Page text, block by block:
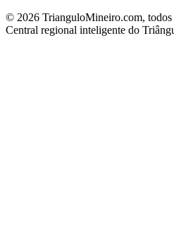
© 2026 TrianguloMineiro.com, todos
Central regional inteligente do